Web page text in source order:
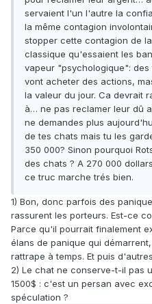
servaient l'un l'autre la
la même contagion
stopper cette contagion de
classique qu'essaient les
vapeur "psychologique":
vont acheter des actions,
la valeur du jour. Ca devrait
à… ne pas reclamer leur dû
ne demandes plus
de tes chats mais tu les
350 000? Sinon pourquoi
des chats ? A 270 000
ce truc marche trés bien.
1) Bon, donc parfois des
rassurent les porteurs. Est-ce
Parce qu'il pourrait finalement
élans de panique qui
rattrape à temps. Et puis
2) Le chat ne conserve-t-il pas
1500$ : c'est un persan avec
spéculation ?